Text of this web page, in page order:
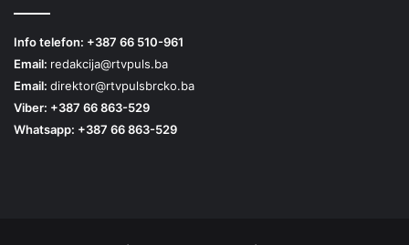
Info telefon: +387 66 510-961
Email: redakcija@rtvpuls.ba
Email: direktor@rtvpulsbrcko.ba
Viber: +387 66 863-529
Whatsapp: +387 66 863-529